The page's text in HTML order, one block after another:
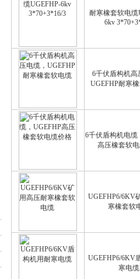
耐寒橡套软电缆
6kv
6千伏盾构机高
UGEFHP耐寒
6千伏盾构机电缆
高压橡套软
UGEFHP6/6KV
寒橡套软
UGEFHP6/6KV
寒电缆